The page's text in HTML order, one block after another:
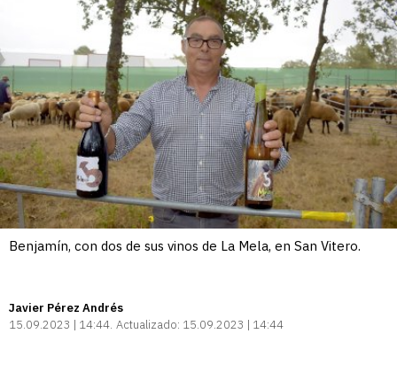
Benjamín, con dos de sus vinos de La Mela, en San Vitero.
Javier Pérez Andrés
15.09.2023 | 14:44 Actualizado: 15.09.2023 | 14:44